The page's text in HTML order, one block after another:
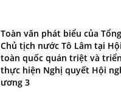
Toàn văn phát biểu của
Chủ tịch nước Tô Lâm tại
toàn quốc quán triệt và
thực hiện Nghị quyết Hội
ương 3